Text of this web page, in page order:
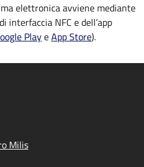
elettronica avviene mediante
interfaccia NFC e dell’app
PlayeApp Store).
Milis